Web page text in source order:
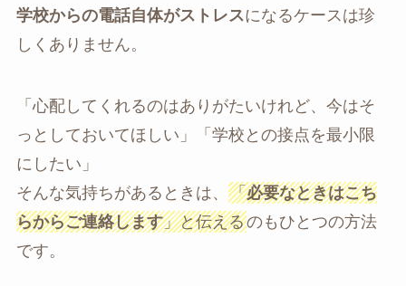
学校からの電話自体がストレスになるケースは珍
しくありません。
「心配してくれるのはありがたいけれど、今はそ
っとしておいてほしい」「学校との接点を最小限
にしたい」
そんな気持ちがあるときは、 「必要なときはこち
らからご連絡します」と伝えるのもひとつの方法
です。